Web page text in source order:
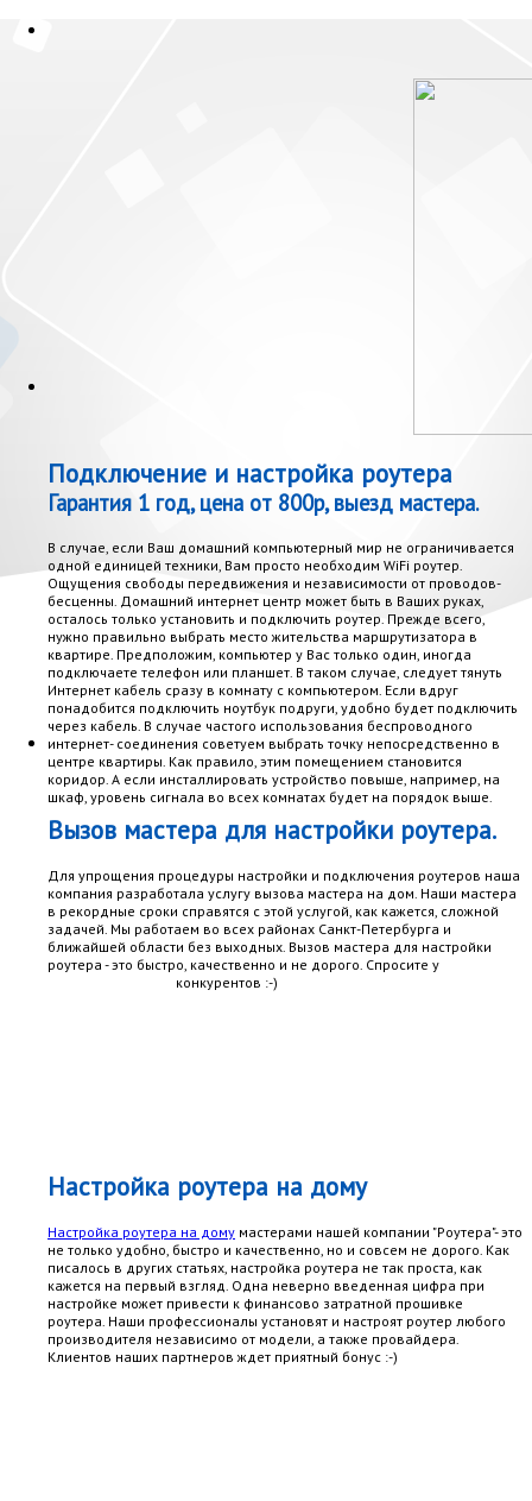
Подключение и настройка роутера
Гарантия 1 год, цена от 800р, выезд мастера.
В случае, если Ваш домашний компьютерный мир не ограничивается
одной единицей техники, Вам просто необходим WiFi роутер.
Ощущения свободы передвижения и независимости от проводов-
бесценны. Домашний интернет центр может быть в Ваших руках,
осталось только установить и подключить роутер. Прежде всего,
нужно правильно выбрать место жительства маршрутизатора в
квартире. Предположим, компьютер у Вас только один, иногда
подключаете телефон или планшет. В таком случае, следует тянуть
Интернет кабель сразу в комнату с компьютером. Если вдруг
понадобится подключить ноутбук подруги, удобно будет подключить
через кабель. В случае частого использования беспроводного
интернет- соединения советуем выбрать точку непосредственно в
центре квартиры. Как правило, этим помещением становится
коридор. А если инсталлировать устройство повыше, например, на
шкаф, уровень сигнала во всех комнатах будет на порядок выше.
Вызов мастера для настройки роутера.
Для упрощения процедуры настройки и подключения роутеров наша
компания разработала услугу вызова мастера на дом. Наши мастера
в рекордные сроки справятся с этой услугой, как кажется, сложной
задачей. Мы работаем во всех районах Санкт-Петербурга и
ближайшей области без выходных. Вызов мастера для настройки
роутера - это быстро, качественно и не дорого. Спросите у
конкурентов :-)
Настройка роутера на дому
Настройка роутера на дому мастерами нашей компании "Роутера"- это
не только удобно, быстро и качественно, но и совсем не дорого. Как
писалось в других статьях, настройка роутера не так проста, как
кажется на первый взгляд. Одна неверно введенная цифра при
настройке может привести к финансово затратной прошивке
роутера. Наши профессионалы установят и настроят роутер любого
производителя независимо от модели, а также провайдера.
Клиентов наших партнеров ждет приятный бонус :-)